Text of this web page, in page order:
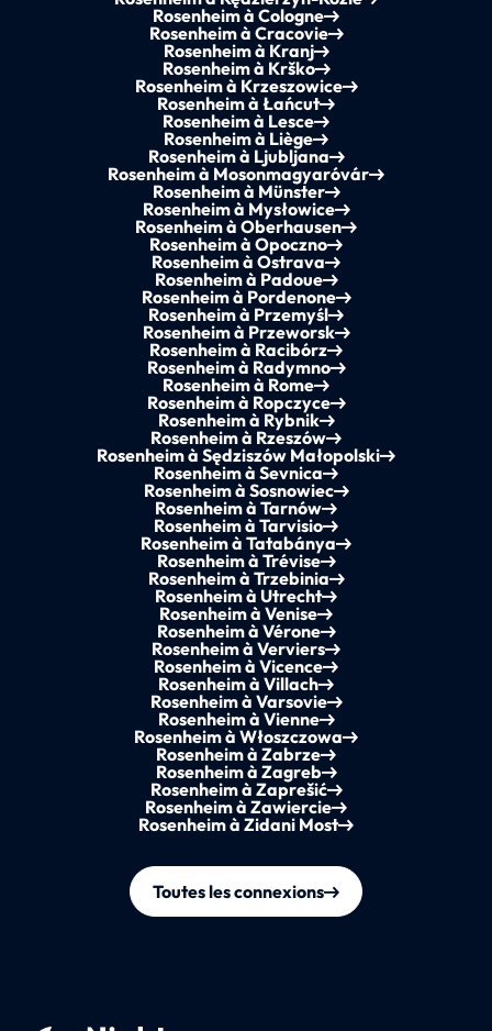
Rosenheim à Cologne
Rosenheim à Cracovie
Rosenheim à Kranj
Rosenheim à Krško
Rosenheim à Krzeszowice
Rosenheim à Łańcut
Rosenheim à Lesce
Rosenheim à Liège
Rosenheim à Ljubljana
Rosenheim à Mosonmagyaróvár
Rosenheim à Münster
Rosenheim à Mysłowice
Rosenheim à Oberhausen
Rosenheim à Opoczno
Rosenheim à Ostrava
Rosenheim à Padoue
Rosenheim à Pordenone
Rosenheim à Przemyśl
Rosenheim à Przeworsk
Rosenheim à Racibórz
Rosenheim à Radymno
Rosenheim à Rome
Rosenheim à Ropczyce
Rosenheim à Rybnik
Rosenheim à Rzeszów
Rosenheim à Sędziszów Małopolski
Rosenheim à Sevnica
Rosenheim à Sosnowiec
Rosenheim à Tarnów
Rosenheim à Tarvisio
Rosenheim à Tatabánya
Rosenheim à Trévise
Rosenheim à Trzebinia
Rosenheim à Utrecht
Rosenheim à Venise
Rosenheim à Vérone
Rosenheim à Verviers
Rosenheim à Vicence
Rosenheim à Villach
Rosenheim à Varsovie
Rosenheim à Vienne
Rosenheim à Włoszczowa
Rosenheim à Zabrze
Rosenheim à Zagreb
Rosenheim à Zaprešić
Rosenheim à Zawiercie
Rosenheim à Zidani Most
Toutes les connexions